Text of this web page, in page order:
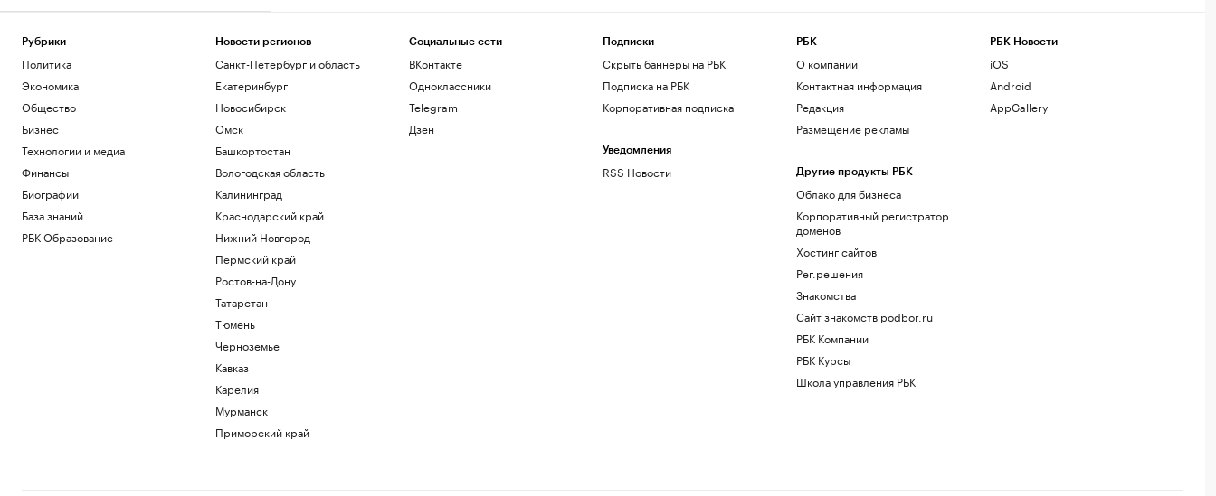
Рубрики
Политика
Экономика
Общество
Бизнес
Технологии и медиа
Финансы
Биографии
База знаний
РБК Образование
Новости регионов
Санкт-Петербург и область
Екатеринбург
Новосибирск
Омск
Башкортостан
Вологодская область
Калининград
Краснодарский край
Нижний Новгород
Пермский край
Ростов-на-Дону
Татарстан
Тюмень
Черноземье
Кавказ
Карелия
Мурманск
Приморский край
Социальные сети
ВКонтакте
Одноклассники
Telegram
Дзен
Подписки
Скрыть баннеры на РБК
Подписка на РБК
Корпоративная подписка
Уведомления
RSS Новости
РБК
О компании
Контактная информация
Редакция
Размещение рекламы
Другие продукты РБК
Облако для бизнеса
Корпоративный регистратор
доменов
Хостинг сайтов
Рег.решения
Знакомства
Сайт знакомств podbor.ru
РБК Компании
РБК Курсы
Школа управления РБК
РБК Новости
iOS
Android
AppGallery